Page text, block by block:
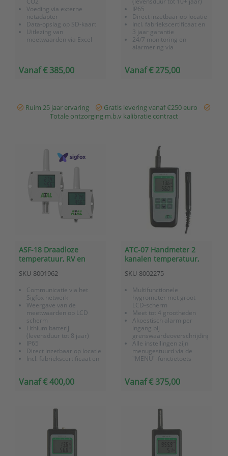
Voeding via externe
netadapter
Data-opslag op SD-kaart
Uitlezing van
meetwaarden via Excel
Vanaf € 385,00
IP65
Direct inzetbaar op locatie
Incl. fabriekscertificaat en
3 jaar garantie
24/7 monitoring en
alarmering via
betere ontvangst (optie)
Vanaf € 275,00
Ruim 25 jaar ervaring
Gratis levering vanaf €250 euro
Totale ontzorging m.b.v kalibratie contract
ASF-18 Draadloze
temperatuur, RV en
druksensor met Sigfox
communicatie
SKU 8001962
Communicatie via het
Sigfox netwerk
Weergave van de
meetwaarden op LCD
scherm
Lithium batterij
(levensduur tot 8 jaar)
IP65
Direct inzetbaar op locatie
Incl. fabriekscertificaat en
alarmering via
Vanaf € 400,00
ATC-07 Handmeter 2
kanalen temperatuur,
SKU 8002275
Multifunctionele
hygrometer met groot
LCD-scherm
Meet tot 4 grootheden
Akoestisch alarm per
ingang bij
grenswaardeoverschrijding
Alle instellingen zijn
menugestuurd via de
"MENU"-functietoets
Vanaf € 375,00